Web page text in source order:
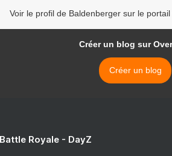
Voir le profil de Baldenberger sur le
Créer un blog sur
Créer un blog
Royale - DayZ